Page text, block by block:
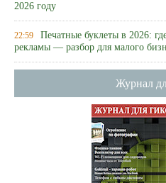
2026 году
22:59 Печатные буклеты в 2026:
рекламы — разбор для малого
Журнал